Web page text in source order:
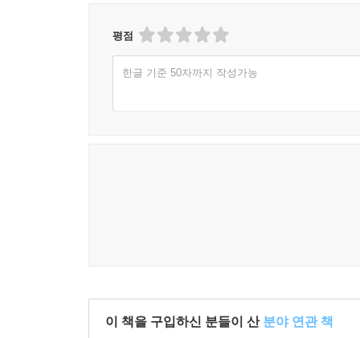
평점
한글 기준 50자까지 작성가능
이 책을 구입하신 분들이 산 분야 연관 책